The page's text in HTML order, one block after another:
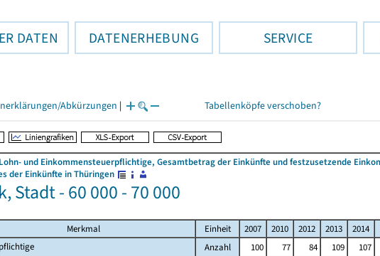
DATEN DATENERHEBUNG SERVICE
Abkürzungen | Tabellenköpfe verschoben?
und Einkommensteuerpflichtige, Gesamtbetrag der Einkünfte und festzusetzende
der Einkünfte in Thüringen
Stadt - 60 000 - 70 000
Merkmal Einheit 2007 2010 2012 2013 2014
Anzahl 100 77 84 109 107